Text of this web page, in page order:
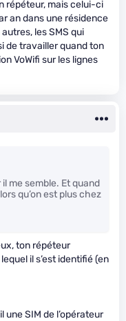
répéteur, mais celui-ci
an dans une résidence
les SMS qui
de travailler quand ton
VoWifi sur les lignes
me semble. Et quand
qu’on est plus chez
ton répéteur
il s’est identifié (en
SIM de l’opérateur